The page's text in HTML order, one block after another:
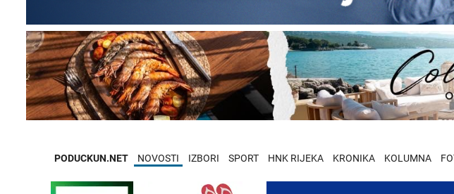
PODUCKUN.NET NOVOSTI IZBORI SPORT HNK RIJEKA KRONIKA KOLUMNA